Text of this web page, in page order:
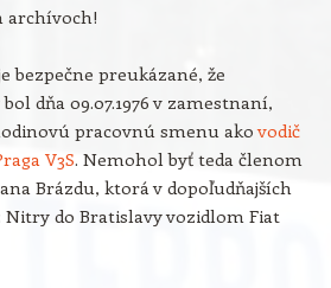
archívoch!
bezpečne preukázané, že
dňa 09.07.1976 v zamestnaní,
pracovnú smenu akovodič
V3S. Nemohol byť teda členom
Brázdu, ktorá v dopoľudňajších
Nitry do Bratislavy vozidlom Fiat